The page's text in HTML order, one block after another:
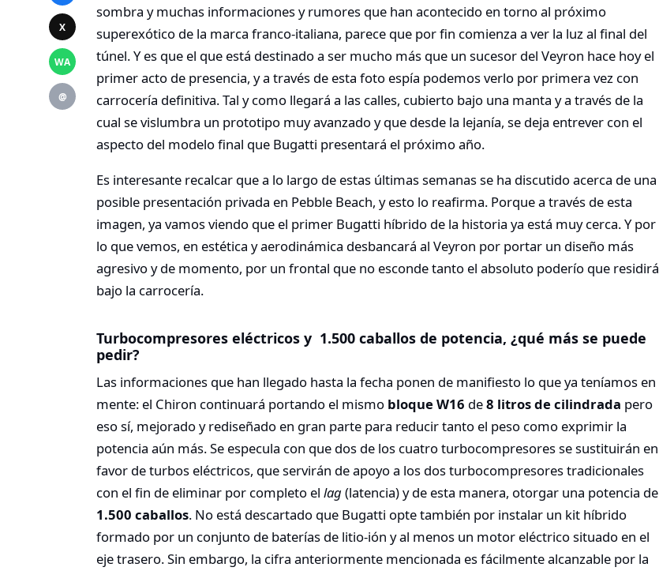
X
WA
@
sombra y muchas informaciones y rumores que han acontecido en torno al próximo
superexótico de la marca franco-italiana, parece que por fin comienza a ver la luz al final del
túnel. Y es que el que está destinado a ser mucho más que un sucesor del Veyron hace hoy el
primer acto de presencia, y a través de esta foto espía podemos verlo por primera vez con
carrocería definitiva. Tal y como llegará a las calles, cubierto bajo una manta y a través de la
cual se vislumbra un prototipo muy avanzado y que desde la lejanía, se deja entrever con el
aspecto del modelo final que Bugatti presentará el próximo año.
Es interesante recalcar que a lo largo de estas últimas semanas se ha discutido acerca de una
posible presentación privada en Pebble Beach, y esto lo reafirma. Porque a través de esta
imagen, ya vamos viendo que el primer Bugatti híbrido de la historia ya está muy cerca. Y por
lo que vemos, en estética y aerodinámica desbancará al Veyron por portar un diseño más
agresivo y de momento, por un frontal que no esconde tanto el absoluto poderío que residirá
bajo la carrocería.
Turbocompresores eléctricos y 1.500 caballos de potencia, ¿qué más se puede
pedir?
Las informaciones que han llegado hasta la fecha ponen de manifiesto lo que ya teníamos en
mente: el Chiron continuará portando el mismo bloque W16 de8 litros de cilindrada pero
eso sí, mejorado y rediseñado en gran parte para reducir tanto el peso como exprimir la
potencia aún más. Se especula con que dos de los cuatro turbocompresores se sustituirán en
favor de turbos eléctricos, que servirán de apoyo a los dos turbocompresores tradicionales
con el fin de eliminar por completo el lag (latencia) y de esta manera, otorgar una potencia de
1.500 caballos. No está descartado que Bugatti opte también por instalar un kit híbrido
formado por un conjunto de baterías de litio-ión y al menos un motor eléctrico situado en el
eje trasero. Sin embargo, la cifra anteriormente mencionada es fácilmente alcanzable por la